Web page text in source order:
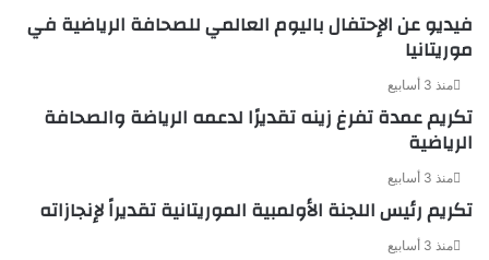
فيديو عن الإحتفال باليوم العالمي للصحافة الرياضية في
موريتانيا
منذ 3 أسابيع
تكريم عمدة تفرغ زينه تقديرًا لدعمه الرياضة والصحافة
الرياضية
منذ 3 أسابيع
تكريم رئيس اللجنة الأولمبية الموريتانية تقديراً لإنجازاته
منذ 3 أسابيع